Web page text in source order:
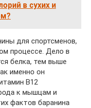
в сухих и
для спортсменов,
процессе. Дело в
белка, тем выше
именно он
В12
к мышцам и
фактов баранина